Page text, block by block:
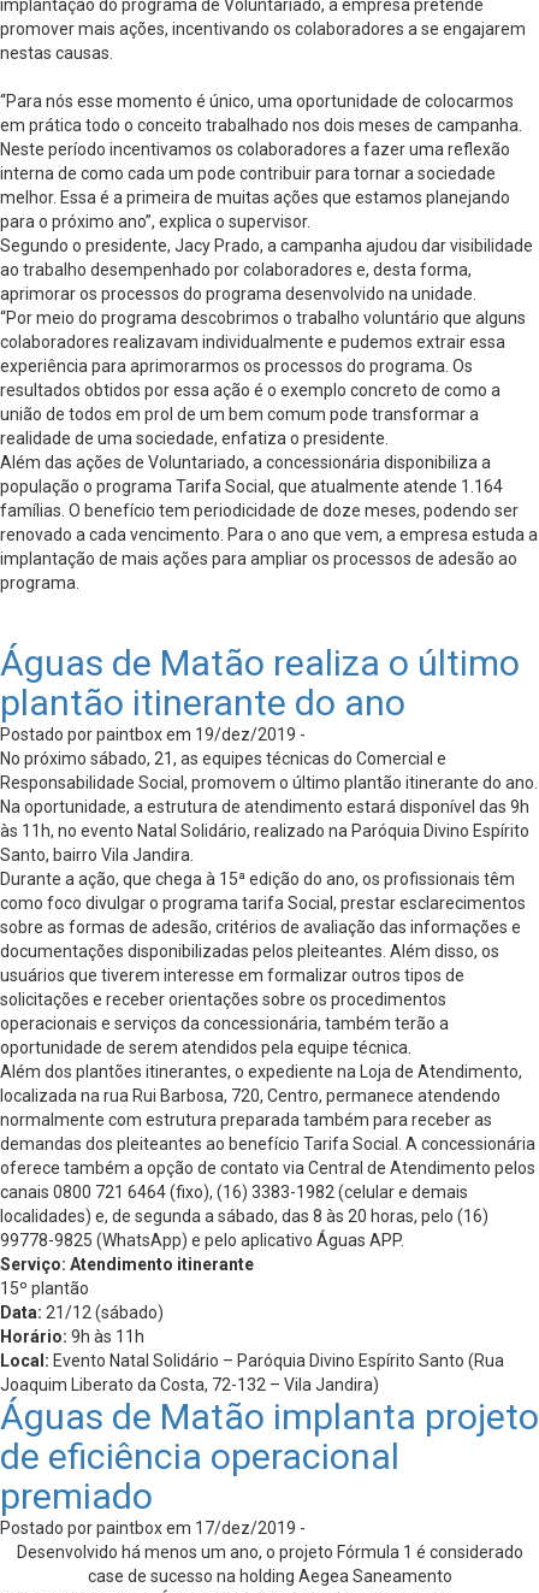
implantação do programa de Voluntariado, a empresa pretende
promover mais ações, incentivando os colaboradores a se engajarem
nestas causas.
“Para nós esse momento é único, uma oportunidade de colocarmos
em prática todo o conceito trabalhado nos dois meses de campanha.
Neste período incentivamos os colaboradores a fazer uma reflexão
interna de como cada um pode contribuir para tornar a sociedade
melhor. Essa é a primeira de muitas ações que estamos planejando
para o próximo ano”, explica o supervisor.
Segundo o presidente, Jacy Prado, a campanha ajudou dar visibilidade
ao trabalho desempenhado por colaboradores e, desta forma,
aprimorar os processos do programa desenvolvido na unidade.
“Por meio do programa descobrimos o trabalho voluntário que alguns
colaboradores realizavam individualmente e pudemos extrair essa
experiência para aprimorarmos os processos do programa. Os
resultados obtidos por essa ação é o exemplo concreto de como a
união de todos em prol de um bem comum pode transformar a
realidade de uma sociedade, enfatiza o presidente.
Além das ações de Voluntariado, a concessionária disponibiliza a
população o programa Tarifa Social, que atualmente atende 1.164
famílias. O benefício tem periodicidade de doze meses, podendo ser
renovado a cada vencimento. Para o ano que vem, a empresa estuda a
implantação de mais ações para ampliar os processos de adesão ao
programa.
Águas de Matão realiza o último
plantão itinerante do ano
Postado por paintbox em 19/dez/2019 -
No próximo sábado, 21, as equipes técnicas do Comercial e
Responsabilidade Social, promovem o último plantão itinerante do ano.
Na oportunidade, a estrutura de atendimento estará disponível das 9h
às 11h, no evento Natal Solidário, realizado na Paróquia Divino Espírito
Santo, bairro Vila Jandira.
Durante a ação, que chega à 15ª edição do ano, os profissionais têm
como foco divulgar o programa tarifa Social, prestar esclarecimentos
sobre as formas de adesão, critérios de avaliação das informações e
documentações disponibilizadas pelos pleiteantes. Além disso, os
usuários que tiverem interesse em formalizar outros tipos de
solicitações e receber orientações sobre os procedimentos
operacionais e serviços da concessionária, também terão a
oportunidade de serem atendidos pela equipe técnica.
Além dos plantões itinerantes, o expediente na Loja de Atendimento,
localizada na rua Rui Barbosa, 720, Centro, permanece atendendo
normalmente com estrutura preparada também para receber as
demandas dos pleiteantes ao benefício Tarifa Social. A concessionária
oferece também a opção de contato via Central de Atendimento pelos
canais 0800 721 6464 (fixo), (16) 3383-1982 (celular e demais
localidades) e, de segunda a sábado, das 8 às 20 horas, pelo (16)
99778-9825 (WhatsApp) e pelo aplicativo Águas APP.
Serviço: Atendimento itinerante
15º plantão
Data: 21/12 (sábado)
Horário: 9h às 11h
Local: Evento Natal Solidário – Paróquia Divino Espírito Santo (Rua
Joaquim Liberato da Costa, 72-132 – Vila Jandira)
Águas de Matão implanta projeto
de eficiência operacional
premiado
Postado por paintbox em 17/dez/2019 -
Desenvolvido há menos um ano, o projeto Fórmula 1 é considerado
case de sucesso na holding Aegea Saneamento